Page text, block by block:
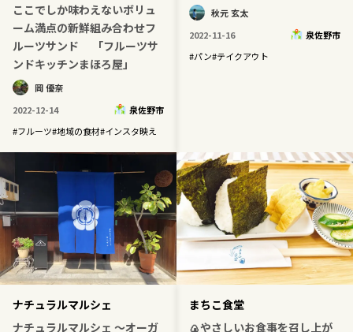
ここでしか味わえないボリュ
ーム満点の新鮮組み合わせフ
ルーツサンド 「フルーツサ
ンドキッチンまほろ屋」
岡 優奈
2022-12-14
泉佐野市
#フルーツ#地域の食材#インスタ映え
秋元 玄太
2022-11-16
泉佐野市
#パン#テイクアウト
ナチュラルマルシェ
ナチュラルマルシェ ～オーガ
まちこ食堂
🍙やさしいお食事を召し上が